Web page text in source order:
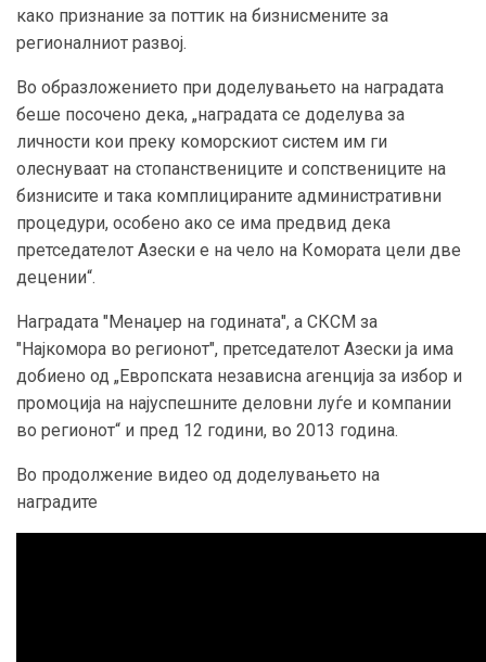
како признание за поттик на бизнисмените за
регионалниот развој.
Во образложението при доделувањето на наградата
беше посочено дека, „наградата се доделува за
личности кои преку коморскиот систем им ги
олеснуваат на стопанствениците и сопствениците на
бизнисите и така комплицираните административни
процедури, особено ако се има предвид дека
претседателот Азески е на чело на Комората цели две
децении“.
Наградата "Менаџер на годината", а СКСМ за
"Најкомора во регионот", претседателот Азески ја има
добиено од „Европската независна агенција за избор и
промоција на најуспешните деловни луѓе и компании
во регионот“ и пред 12 години, во 2013 година.
Во продолжение видео од доделувањето на
наградите